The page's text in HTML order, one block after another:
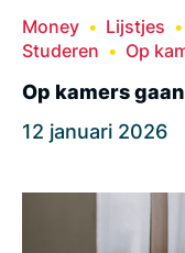
Money Lijstjes
Studeren
Op
Op kamers
12 januari 2026